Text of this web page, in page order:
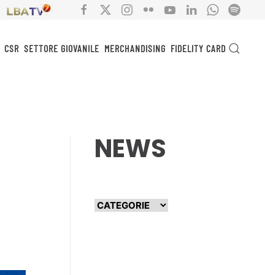
CSR SETTORE GIOVANILE MERCHANDISING FIDELITY CARD
NEWS